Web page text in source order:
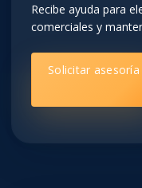
Recibe ayuda para
comerciales y
Solicitar asesoría